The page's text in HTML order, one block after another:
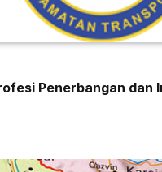
Penerbangan dan